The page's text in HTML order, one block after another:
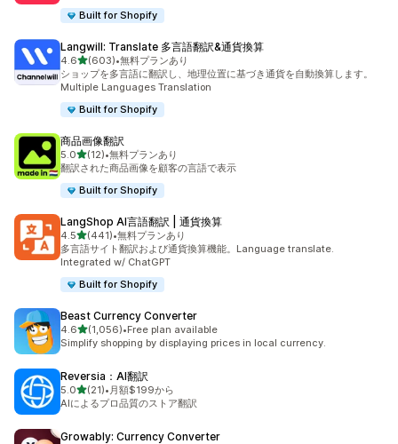
Built for Shopify
Langwill: Translate 多言語翻訳&通貨換算
4.65つ星中
(603)
合計レビュー数：603件
•無料プランあり
ショップを多言語に翻訳し、地理位置に基づき通貨を自動換算します。
Multiple Languages Translation
Built for Shopify
商品画像翻訳
5.05つ星中
(12)
合計レビュー数：12件
•無料プランあり
翻訳された商品画像を顧客の言語で表示
Built for Shopify
LangShop AI言語翻訳 | 通貨換算
4.55つ星中
(441)
合計レビュー数：441件
•無料プランあり
多言語サイト翻訳および通貨換算機能。Language translate.
Integrated w/ ChatGPT
Built for Shopify
Beast Currency Converter
4.65つ星中
(1,056)
合計レビュー数：1056件
•Free plan available
Simplify shopping by displaying prices in local currency.
Reversia：AI翻訳
5.05つ星中
(21)
合計レビュー数：21件
• 月額$199から
AIによるプロ品質のストア翻訳
Growably: Currency Converter